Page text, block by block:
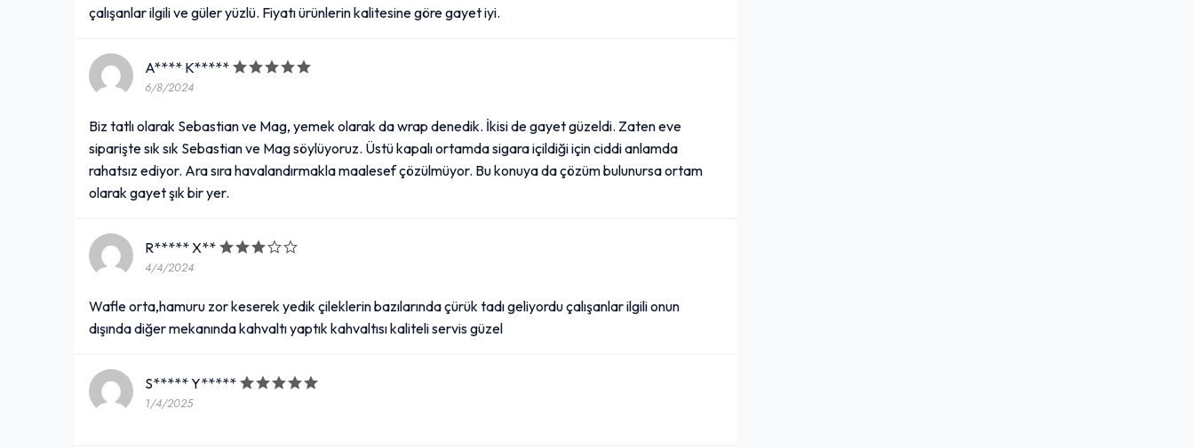
çalışanlar ilgili ve güler yüzlü. Fiyatı ürünlerin kalitesine göre gayet iyi.
A**** K*****
6/8/2024
Biz tatlı olarak Sebastian ve Mag, yemek olarak da wrap denedik. İkisi de gayet güzeldi. Zaten eve
siparişte sık sık Sebastian ve Mag söylüyoruz. Üstü kapalı ortamda sigara içildiği için ciddi anlamda
rahatsız ediyor. Ara sıra havalandırmakla maalesef çözülmüyor. Bu konuya da çözüm bulunursa ortam
olarak gayet şık bir yer.
R***** X**
4/4/2024
Wafle orta,hamuru zor keserek yedik çileklerin bazılarında çürük tadı geliyordu çalışanlar ilgili onun
dışında diğer mekanında kahvaltı yaptık kahvaltısı kaliteli servis güzel
S***** Y*****
1/4/2025